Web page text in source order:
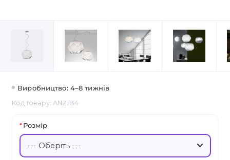
Виробництво: 4–8 тижнів
Код товару: ANZ1134
Розмір